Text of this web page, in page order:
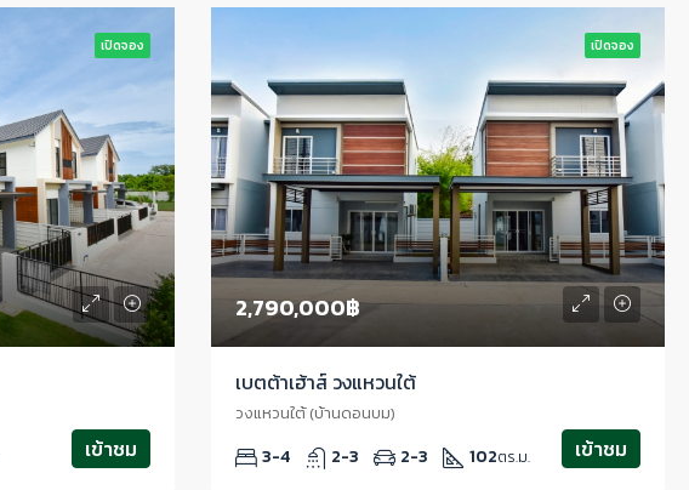
เปิดจอง
เข้าชม
เปิดจอง
2,790,000฿
เบตต้าเฮ้าส์ วงแหวนใต้
วงแหวนใต้ (บ้านดอนบม)
3-4 2-3 2-3 102ตร.ม. เข้าชม